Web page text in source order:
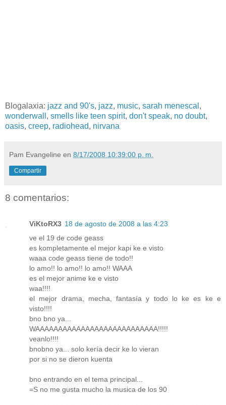
Blogalaxia: jazz and 90's, jazz, music, sarah menescal ,
wonderwall , smells like teen spirit, don't speak, no doubt,
oasis, creep, radiohead, nirvana
Pam Evangeline en 8/17/2008 10:39:00 p. m.
Compartir
8 comentarios:
ViKtoRX3 18 de agosto de 2008 a las 4:23
ve el 19 de code geass
es kompletamente el mejor kapi ke e visto
waaa code geass tiene de todo!!
lo amo!! lo amo!! lo amo!! WAAA
es el mejor anime ke e visto
waa!!!!
el mejor drama, mecha, fantasía y todo lo ke es ke e
visto!!!!
bno bno ya...
WAAAAAAAAAAAAAAAAAAAAAAAAAAA!!!!!
veanlo!!!!
bnobno ya... solo kería decir ke lo vieran
por si no se dieron kuenta
bno entrando en el tema principal...
=S no me gusta mucho la musica de los 90